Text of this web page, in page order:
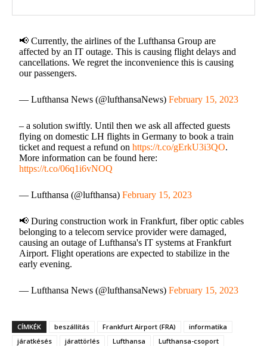
📢 Currently, the airlines of the Lufthansa Group are
affected by an IT outage. This is causing flight delays and
cancellations. We regret the inconvenience this is causing
our passengers.
— Lufthansa News (@lufthansaNews)February 15, 2023
– a solution swiftly. Until then we ask all affected guests
flying on domestic LH flights in Germany to book a train
ticket and request a refund onhttps://t.co/gErkU3i3QO.
More information can be found here:
https://t.co/06q1i6vNOQ
— Lufthansa (@lufthansa)February 15, 2023
📢 During construction work in Frankfurt, fiber optic cables
belonging to a telecom service provider were damaged,
causing an outage of Lufthansa's IT systems at Frankfurt
Airport. Flight operations are expected to stabilize in the
early evening.
— Lufthansa News (@lufthansaNews)February 15, 2023
CÍMKÉK beszállítás Frankfurt Airport (FRA)
informatika
járatkésés
járattörlés Lufthansa Lufthansa-csoport